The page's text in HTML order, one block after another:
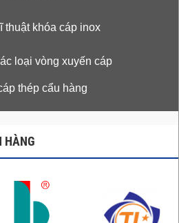
thuật khóa cáp inox
loại vòng xuyến cáp
thép cẩu hàng
HÀNG